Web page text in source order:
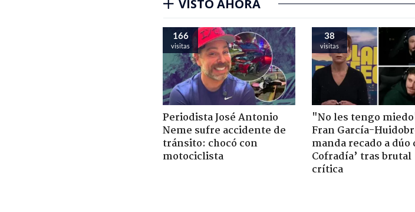
VISTO AHORA
166
visitas
Periodista José Antonio
Neme sufre accidente de
tránsito: chocó con
motociclista
38
visitas
"No les tengo
Fran García-
manda recado a dúo
Cofradía’ tras brutal
crítica